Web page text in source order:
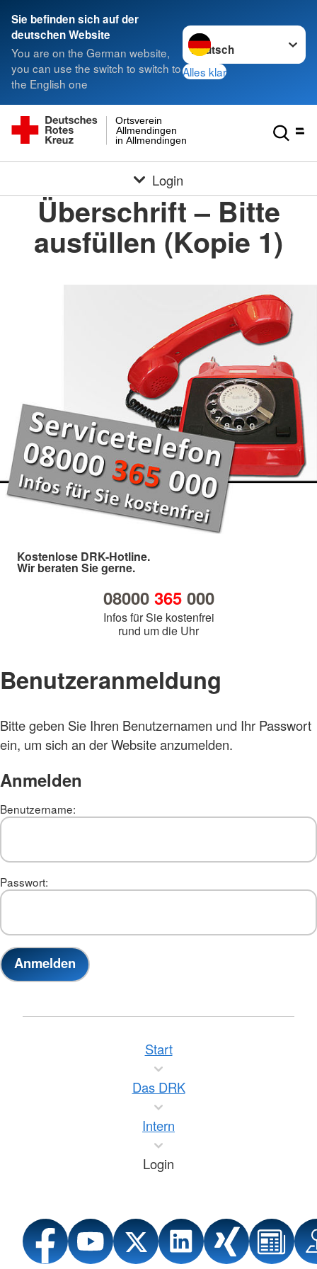
Sie befinden sich auf der
deutschen Website
You are on the German website,
you can use the switch to switch to
the English one
Sprache wechseln zu
Alles klar
in Allmendingen
Allmendingen
Ortsverein
Login
Überschrift – Bitte
ausfüllen (Kopie 1)
Kostenlose DRK-Hotline.
Wir beraten Sie gerne.
08000 365000
Infos für Sie kostenfrei
rund um die Uhr
Benutzeranmeldung
Bitte geben Sie Ihren Benutzernamen und Ihr Passwort
ein, um sich an der Website anzumelden.
Anmelden
Benutzername:
Passwort:
Start
Das DRK
Intern
Login